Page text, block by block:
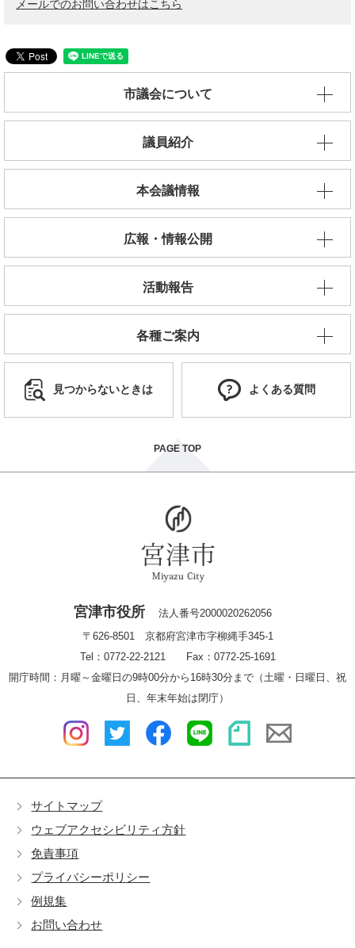
メールでのお問い合わせはこちら
市議会について
議員紹介
本会議情報
広報・情報公開
活動報告
各種ご案内
見つからないときは よくある質問
PAGE TOP
サイトマップ
ウェブアクセシビリティ方針
免責事項
プライバシーポリシー
例規集
お問い合わせ
宮津市役所
法人番号2000020262056
〒626-8501 京都府宮津市字柳縄手345-1
Tel：0772-22-2121 Fax：0772-25-1691
開庁時間：月曜～金曜日の9時00分から16時30分まで（土曜・日曜日、祝
日、年末年始は閉庁）